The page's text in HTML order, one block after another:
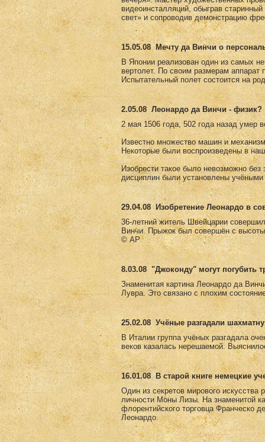
видеоинсталляций, обыграв
свет» и сопроводив демонстрацию
15.05.08 Мечту да Винчи о
В Японии реализован один из самых
вертолет. По своим размерам
Испытательный полет состоится на
2.05.08 Леонардо да Винчи - физик?
2 мая 1506 года, 502 года назад умер
Известно множество машин и
Некоторые были воспроизведены в
Изобрести такое было невозможно
дисциплин были установлены
29.04.08
Изобретение Леонардо в
36-летний житель Швейцарии
Винчи. Прыжок был совершён с
© AP
8.03.08 "Джоконду" могут погубить
Знаменитая картина Леонардо да
Лувра. Это связано с плохим
25.02.08 Учёные разгадали
В Италии группа учёных разгадала
веков казалась нерешаемой.
16.01.08
В старой книге немецкие
Один из секретов мирового искусства
личности Моны Лизы. На знаменитой
флорентийского торговца Франческо
Леонардо.